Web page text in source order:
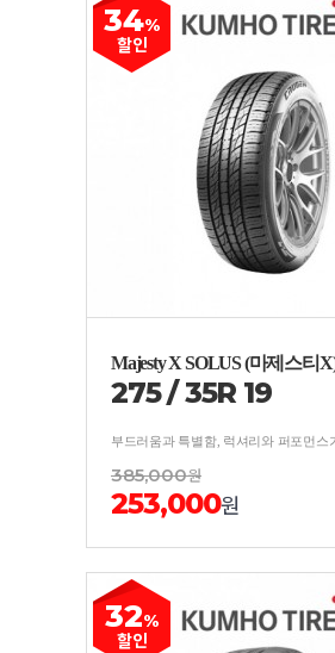
34%
할인
Majesty X SOLUS (마제스티
275/35R 19
385,000원
253,000원
32%
할인